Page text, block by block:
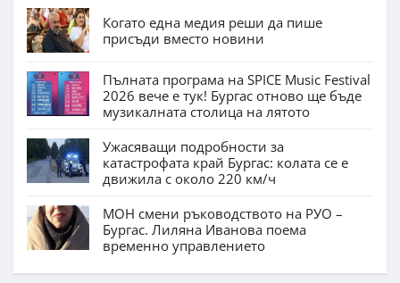
Когато една медия реши да пише
присъди вместо новини
Пълната програма на SPICE Music Festival
2026 вече е тук! Бургас отново ще бъде
музикалната столица на лятото
Ужасяващи подробности за
катастрофата край Бургас: колата се е
движила с около 220 км/ч
МОН смени ръководството на РУО –
Бургас. Лиляна Иванова поема
временно управлението